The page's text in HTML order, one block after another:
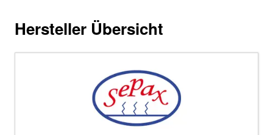
Hersteller Übersicht